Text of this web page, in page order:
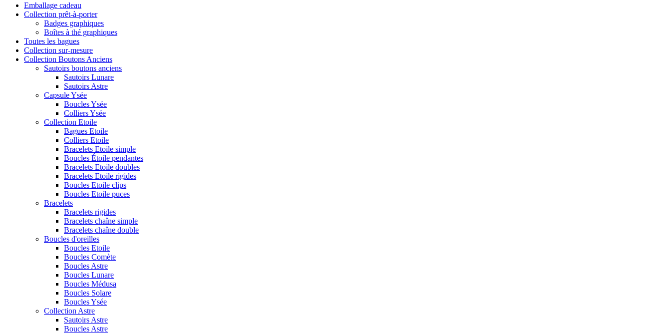
Emballage cadeau
Collection prêt-à-porter
Badges graphiques
Boîtes à thé graphiques
Toutes les bagues
Collection sur-mesure
Collection Boutons Anciens
Sautoirs boutons anciens
Sautoirs Lunare
Sautoirs Astre
Capsule Ysée
Boucles Ysée
Colliers Ysée
Collection Etoile
Bagues Etoile
Colliers Etoile
Bracelets Etoile simple
Boucles Étoile pendantes
Bracelets Etoile doubles
Bracelets Etoile rigides
Boucles Etoile clips
Boucles Etoile puces
Bracelets
Bracelets rigides
Bracelets chaîne simple
Bracelets chaîne double
Boucles d'oreilles
Boucles Etoile
Boucles Comète
Boucles Astre
Boucles Lunare
Boucles Médusa
Boucles Solare
Boucles Ysée
Collection Astre
Sautoirs Astre
Boucles Astre